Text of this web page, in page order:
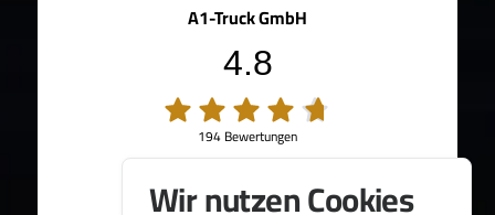
A1-Truck GmbH
4.8
194 Bewertungen
100%Weiterempfehlungen
95%Fahrzeug wie beschrieben
Wir nutzen Cookies